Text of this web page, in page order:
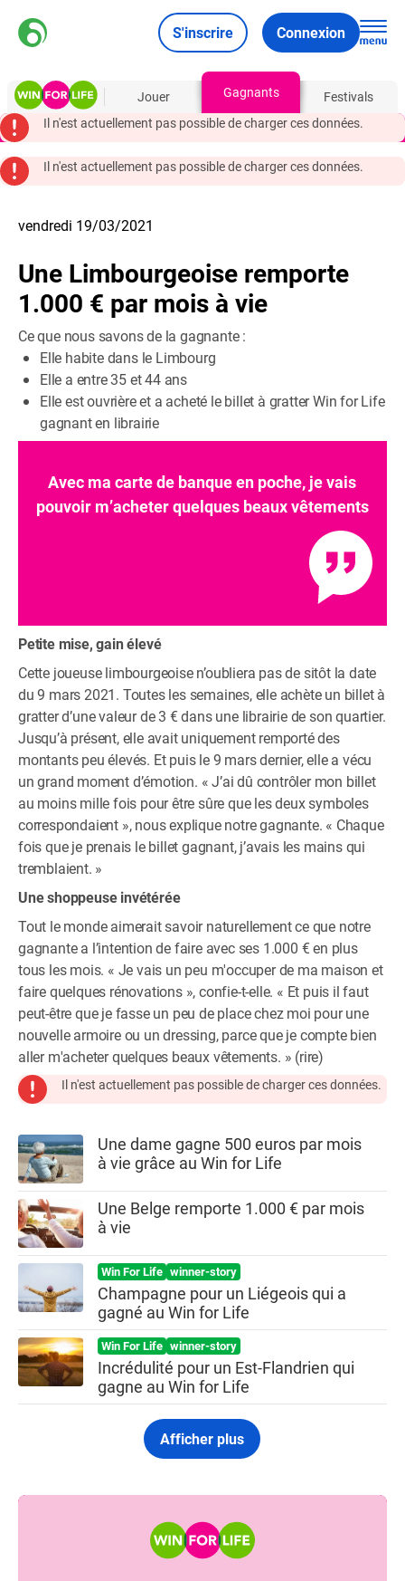
S'inscrire Connexion
À propos Jouer Gagnants
Festivals
Il n'est actuellement pas possible de charger ces données.
Il n'est actuellement pas possible de charger ces données.
vendredi 19/03/2021
Une Limbourgeoise remporte
1.000 € par mois à vie
Ce que nous savons de la gagnante :
Elle habite dans le Limbourg
Elle a entre 35 et 44 ans
Elle est ouvrière et a acheté le billet à gratter Win for Life
gagnant en librairie
Avec ma carte de banque en poche, je vais
pouvoir m’acheter quelques beaux vêtements
Petite mise, gain élevé
Cette joueuse limbourgeoise n’oubliera pas de sitôt la date
du 9 mars 2021. Toutes les semaines, elle achète un billet à
gratter d’une valeur de 3 € dans une librairie de son quartier.
Jusqu’à présent, elle avait uniquement remporté des
montants peu élevés. Et puis le 9 mars dernier, elle a vécu
un grand moment d’émotion. « J’ai dû contrôler mon billet
au moins mille fois pour être sûre que les deux symboles
correspondaient », nous explique notre gagnante. « Chaque
fois que je prenais le billet gagnant, j’avais les mains qui
tremblaient. »
Une shoppeuse invétérée
Tout le monde aimerait savoir naturellement ce que notre
gagnante a l’intention de faire avec ses 1.000 € en plus
tous les mois. « Je vais un peu m'occuper de ma maison et
faire quelques rénovations », confie-t-elle. « Et puis il faut
peut-être que je fasse un peu de place chez moi pour une
nouvelle armoire ou un dressing, parce que je compte bien
aller m'acheter quelques beaux vêtements. » (rire)
Il n'est actuellement pas possible de charger ces données.
Une dame gagne 500 euros par mois
à vie grâce au Win for Life
Une Belge remporte 1.000 € par mois
à vie
Win For Life winner-story
Champagne pour un Liégeois qui a
gagné au Win for Life
Win For Life winner-story
Incrédulité pour un Est-Flandrien qui
gagne au Win for Life
Afficher plus